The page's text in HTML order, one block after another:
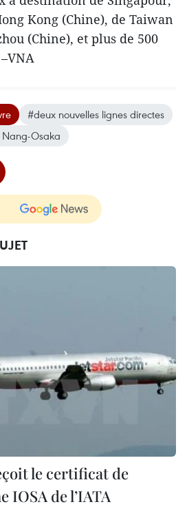
Kong (Chine), de Taiwan
(Chine), et plus de 500
#deux nouvelles lignes directes
Osaka
le certificat de
IOSA de l’IATA